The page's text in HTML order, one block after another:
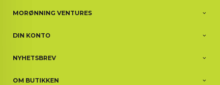
MORØNNING VENTURES
DIN KONTO
NYHETSBREV
OM BUTIKKEN